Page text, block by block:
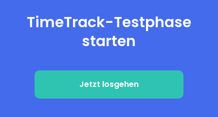
TimeTrack-Testphase
starten
Jetzt losgehen